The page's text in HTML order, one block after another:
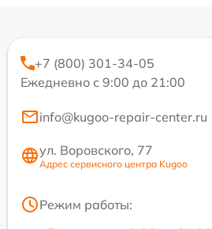
+7 (800) 301-34-05
Ежедневно с 9:00 до 21:00
info@kugoo-repair-center.ru
ул. Воровского, 77
Адрес сервисного центра Kugoo
Режим работы: